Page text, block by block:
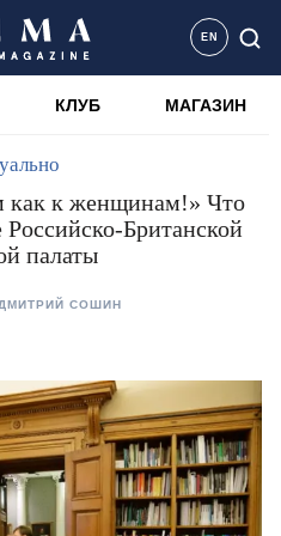
EN
КЛУБ МАГАЗИН
как к женщинам!» Что
Британской
палаты
ДМИТРИЙ СОШИН